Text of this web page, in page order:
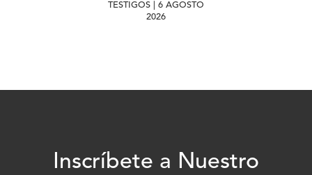
TESTIGOS | 6 AGOSTO
2026
Inscríbete a Nuestro